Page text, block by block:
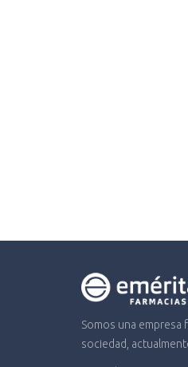
Somos una empresa
sociedad,